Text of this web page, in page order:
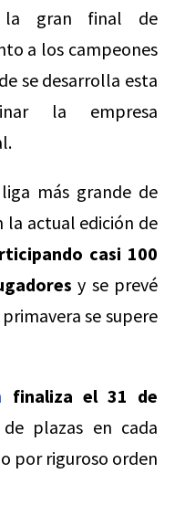
la gran final de
a los campeones
se desarrolla esta
la empresa
más grande de
la actual edición de
casi 100
y se prevé
se supere
finaliza el 31 de
plazas en cada
por riguroso orden